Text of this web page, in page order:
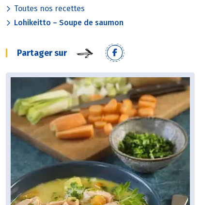
Toutes nos recettes
Lohikeitto – Soupe de saumon
Partager sur